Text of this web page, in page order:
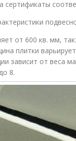
сертификаты
от 600 кв. мм,
плитки
зависит от веса
8.